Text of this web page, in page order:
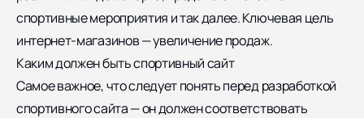
спортивные мероприятия и так далее. Ключевая цель
интернет-магазинов — увеличение продаж.
Каким должен быть спортивный сайт
Самое важное, что следует понять перед разработкой
спортивного сайта — он должен соответствовать